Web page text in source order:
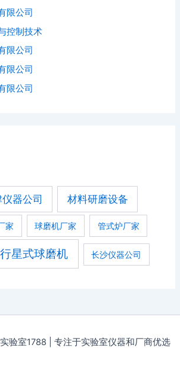
限公司
控制技术
限公司
限公司
限公司
器公司 材料研磨设备
家 球磨机厂家 管式炉厂家
行星式球磨机 长沙仪器公司
验室1788 | 专注于实验室仪器和厂商优选